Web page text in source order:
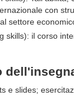
con
settore
skills): il corso
e slides;